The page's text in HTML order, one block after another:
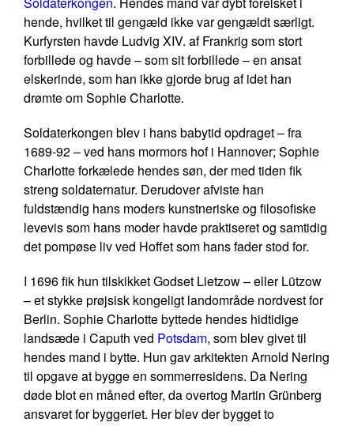
hende, hvilket til gengæld ikke var gengældt særligt.
Kurfyrsten havde Ludvig XIV. af Frankrig som stort
forbillede og havde – som sit forbillede – en ansat
elskerinde, som han ikke gjorde brug af idet han
drømte om Sophie Charlotte.
Soldaterkongen blev i hans babytid opdraget – fra
1689-92 – ved hans mormors hof i Hannover; Sophie
Charlotte forkælede hendes søn, der med tiden fik
streng soldaternatur. Derudover afviste han
fuldstændig hans moders kunstneriske og filosofiske
levevis som hans moder havde praktiseret og samtidig
det pompøse liv ved Hoffet som hans fader stod for.
I 1696 fik hun tilskikket Godset Lietzow – eller Lützow
– et stykke prøjsisk kongeligt landområde nordvest for
Berlin. Sophie Charlotte byttede hendes hidtidige
landsæde i Caputh ved Potsdam, som blev givet til
hendes mand i bytte. Hun gav arkitekten Arnold Nering
til opgave at bygge en sommerresidens. Da Nering
døde blot en måned efter, da overtog Martin Grünberg
ansvaret for byggeriet. Her blev der bygget to